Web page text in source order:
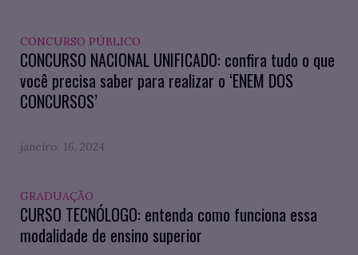
CONCURSO PÚBLICO
CONCURSO NACIONAL UNIFICADO: confira tudo o que
você precisa saber para realizar o ‘ENEM DOS
CONCURSOS’
janeiro. 16, 2024
GRADUAÇÃO
CURSO TECNÓLOGO: entenda como funciona essa
modalidade de ensino superior